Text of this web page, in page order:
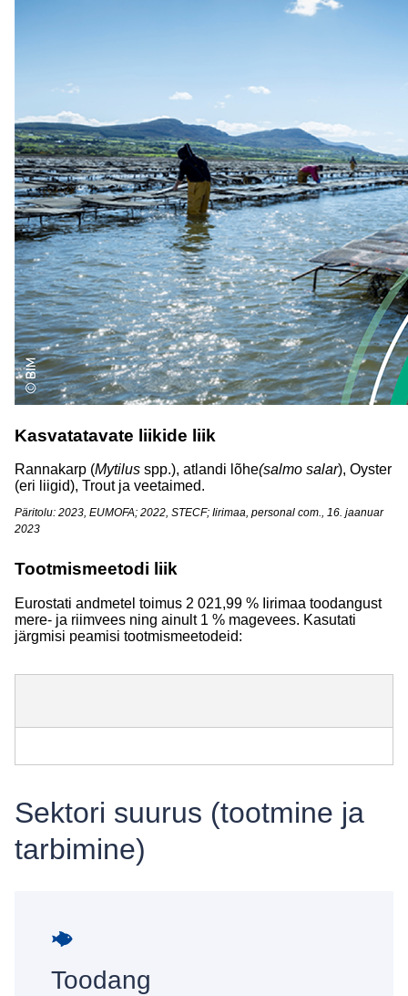
Kasvatatavate liikide liik
Rannakarp (Mytilus spp.), atlandi lõhe(salmo salar), Oyster
(eri liigid), Trout ja veetaimed.
Päritolu: 2023, EUMOFA; 2022, STECF; Iirimaa, personal com., 16. jaanuar
2023
Tootmismeetodi liik
Eurostati andmetel toimus 2 021,99 % Iirimaa toodangust
mere- ja riimvees ning ainult 1 % magevees. Kasutati
järgmisi peamisi tootmismeetodeid:
Sektori suurus (tootmine ja
tarbimine)
Toodang